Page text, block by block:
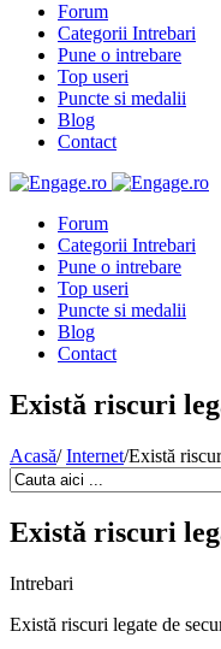
Forum
Categorii Intrebari
Pune o intrebare
Top useri
Puncte si medalii
Blog
Contact
Forum
Categorii Intrebari
Pune o intrebare
Top useri
Puncte si medalii
Blog
Contact
Există riscuri
Acasă/ Internet/Există
Există riscuri
Intrebari
Există riscuri legate de